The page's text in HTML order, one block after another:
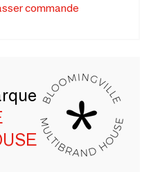
commande